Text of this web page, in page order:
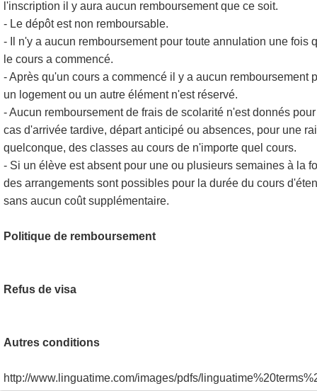
l'inscription il y aura aucun remboursement que ce soit.
- Le dépôt est non remboursable.
- Il n'y a aucun remboursement pour toute annulation une fois
le cours a commencé.
- Après qu'un cours a commencé il y a aucun remboursement
un logement ou un autre élément n'est réservé.
- Aucun remboursement de frais de scolarité n'est donnés
cas d'arrivée tardive, départ anticipé ou absences, pour une
quelconque, des classes au cours de n'importe quel cours.
- Si un élève est absent pour une ou plusieurs semaines à la
des arrangements sont possibles pour la durée du cours
sans aucun coût supplémentaire.
Politique de remboursement
Refus de visa
Autres conditions
http://www.linguatime.com/images/pdfs/